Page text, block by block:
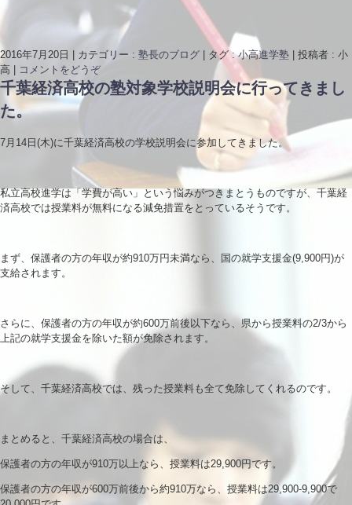
2016年7月20日 カテゴリー : 塾長のブログ タグ :小高進学塾
投稿者 : 小
高
コメントをどうぞ
千葉経済高校の塾対象学校説明会に行ってきまし
た。
7月14日(木)に千葉経済高校の学校説明会に参加してきました。
私立高校進学は「学費が高い」という悩みがつきまとうものですが、千葉経
済高校では授業料が無料になる減免措置をとっているそうです。
まず、保護者の方の年収が約910万円未満なら、国の就学支援金(9,900円)が
支給されます。
さらに、保護者の方の年収が約600万前後以下なら、県から授業料の2/3から
上記の就学支援金を除いた額が免除されます。
そして、千葉経済高校では、残った授業料も全て免除してくれるのです。
まとめると、千葉経済高校の場合は、
保護者の方の年収が910万以上なら、授業料は29,900円です。
保護者の方の年収が600万前後から約910万なら、授業料は29,900-9,900で